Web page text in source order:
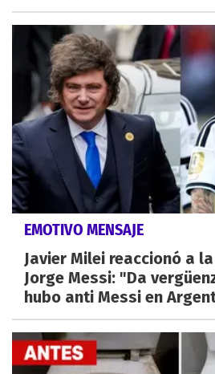
EMOTIVO MENSAJE
Javier Milei reaccionó a
Jorge Messi: "Da
hubo anti Messi en